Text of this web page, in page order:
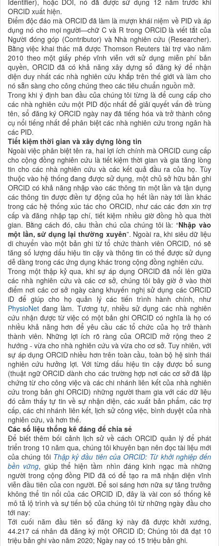
Identifier), hoặc DOI, nó đã được sử dụng 12 năm trước khi
ORCID xuất hiện.
Điểm độc đáo mà ORCID đã làm là mượn khái niệm về PID và áp
dụng nó cho mọi người—chữ C và R trong ORCID là viết tắt của
Người đóng góp (Contributor) và Nhà nghiên cứu (Researcher).
Bằng việc khai thác mã được Thomson Reuters tài trợ vào năm
2010 theo một giấy phép vĩnh viễn với sử dụng miễn phí bản
quyền, ORCID đã có khả năng xây dựng sổ đăng ký để nhận
diện duy nhất các nhà nghiên cứu khắp trên thế giới và làm cho
nó sẵn sàng cho công chúng theo các tiêu chuẩn nguồn mở.
Trong khi ý định ban đầu của chúng tôi từng là để cung cấp cho
các nhà nghiên cứu một PID độc nhất để giải quyết vấn đề trùng
tên, sổ đăng ký ORCID ngày nay đã tiếng hóa và trở thành công
cụ nổi tiếng nhất để phân biệt các nhà nghiên cứu trong ngân hà
các PID.
Tiết kiệm thời gian và xây dựng lòng tin
Ngoài việc phân biệt tên ra, hai lợi ích chính mà ORCID cung cấp
cho cộng đồng nghiên cứu là tiết kiệm thời gian và gia tăng lòng
tin cho các nhà nghiên cứu và các kết quả đầu ra của họ. Tùy
thuộc vào hệ thống đang được sử dụng, một chủ sở hữu bản ghi
ORCID có khả năng nhập vào các thông tin một lần và tận dụng
các thông tin được điền tự động của họ hết lần này tới lần khác
trong các hệ thống xúc tác cho ORCID, như các các đơn xin trợ
cấp và đăng nhập tạp chí, tiết kiệm nhiều giờ đồng hồ qua thời
gian. Bằng cách đó, câu thần chú của chúng tôi là: “Nhập vào
một lần, sử dụng lại thường xuyên”. Ngoài ra, khi siêu dữ liệu
di chuyển vào một bản ghi từ tổ chức thành viên ORCID, nó sẽ
tăng số lượng dấu hiệu tin cậy và thông tin có thể được sử dụng
dễ dàng trong các ứng dụng khác trong cộng đồng nghiên cứu.
Trong một thập kỷ qua, khi sự áp dụng ORCID đã nổi lên giữa
các nhà nghiên cứu và các cơ sở, chúng tôi bây giờ ở vào thời
điểm nơi các cơ sở ngày càng khuyến nghị sử dụng các ORCID
iD để giúp cho họ quản lý các tiến trình hành chính, như
PhysioNetđang làm. Tương tự, nhiều sử dụng các nhà nghiên
cứu nhận được từ việc có một bản ghi ORCID có nghĩa là họ có
nhiều khả năng hơn để yêu cầu các tổ chức của họ trở thành
thành viên. Những lợi ích rõ ràng của ORCID mở rộng theo 2
hướng - vừa cho nhà nghiên cứu và vừa cho cơ sở. Tuy nhiên, với
sự áp dụng ORCID nhiều hơn trên toàn cầu, toàn bộ hệ sinh thái
nghiên cứu hưởng lợi. Với từng dấu hiệu tin cậy được bổ sung
(thuật ngữ ORCID dành cho các trường hợp nơi các cơ sở đã lập
chứng từ cho công việc và các chi nhánh liên kết của nhà nghiên
cứu trong bản ghi ORCID) những người tham gia với các dữ liệu
đó cảm thấy tự tin về sự nhận diện, các xuất bản phẩm, các trợ
cấp, các chi nhánh liên kết, lịch sử công việc, bình duyệt của nhà
nghiên cứu, và hơn thế.
Các số liệu thống kê đáng để chia sẻ
Để biết thêm bối cảnh lịch sử về cách ORCID quản lý để phát
triển trong 10 năm qua, chúng tôi khuyên bạn nên đọc tài liệu mới
của chúng tôi Thập kỷ đầu tiên của ORCID: Từ khởi nghiệp đến
bền vững, giúp thể hiện tầm nhìn đáng kinh ngạc mà những
người trong cộng đồng PID đã có để tạo ra mã nhận diện vĩnh
viễn đầu tiên của con người. Để soi sáng hơn nữa sự tăng trưởng
không thể tin nổi của các ORCID iD, đây là vài con số thống kê
mô tả lộ trình và sự tiến bộ của chúng tôi từ những ngày đầu cho
tới nay:
Tới cuối năm đầu tiên sổ đăng ký này đã được khởi xướng,
44.217 cá nhân đã đăng ký một ORCID iD; Chúng tôi đã đạt 10
triệu bản ghi vào năm 2020; Ngày nay có 15 triệu bản ghi.